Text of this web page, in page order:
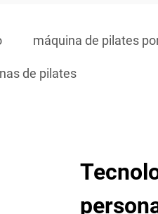
máquina de pilates
de pilates